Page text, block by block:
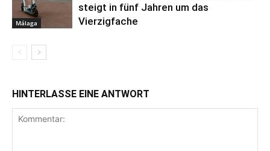
Málaga
steigt in fünf Jahren um das
Vierzigfache
HINTERLASSE EINE ANTWORT